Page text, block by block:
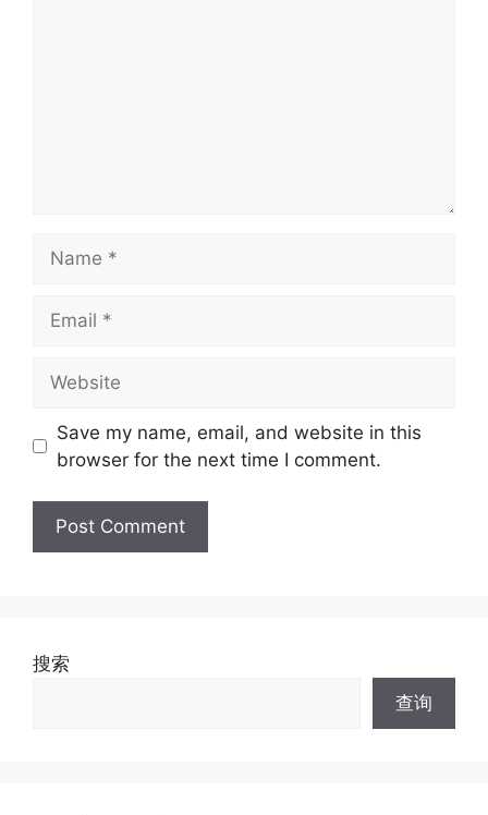
Save my name, email, and website in this
browser for the next time I comment.
搜索
查询